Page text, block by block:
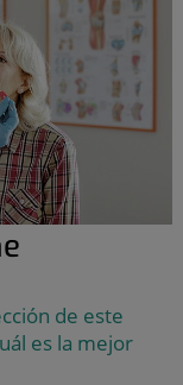
de este
es la mejor